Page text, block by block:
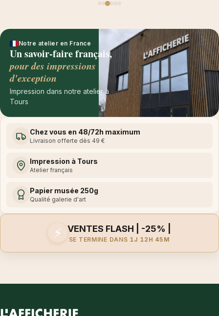
Notre atelier en France
Un savoir-faire français,
pour des impressions
d'exception
Impression dans notre atelier à
Tours
Chez vous en 48/72h maximum
Livraison offerte dès 49 €
Impression à Tours
Atelier français
Papier musée 250g
Qualité galerie d'art
⚡ VENTES FLASH | -25% |
SE TERMINE DANS 1J 12H 45M